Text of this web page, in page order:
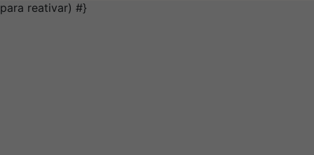
para reativar) #}